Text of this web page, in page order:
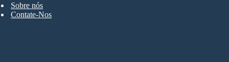
Sobre nós
Contate-Nos